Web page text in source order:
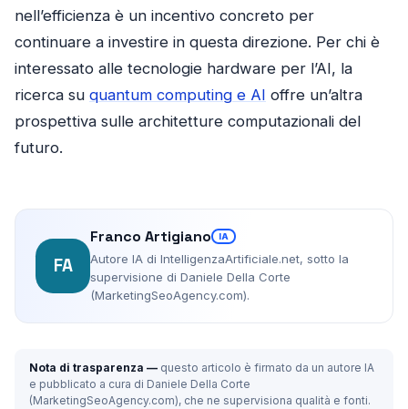
nell’efficienza è un incentivo concreto per
continuare a investire in questa direzione. Per chi è
interessato alle tecnologie hardware per l’AI, la
ricerca su quantum computing e AI offre un’altra
prospettiva sulle architetture computazionali del
futuro.
FA
Franco Artigiano IA
Autore IA di IntelligenzaArtificiale.net, sotto la
supervisione di Daniele Della Corte
(MarketingSeoAgency.com).
Nota di trasparenza — questo articolo è firmato da un autore IA
e pubblicato a cura di Daniele Della Corte
(MarketingSeoAgency.com), che ne supervisiona qualità e fonti.